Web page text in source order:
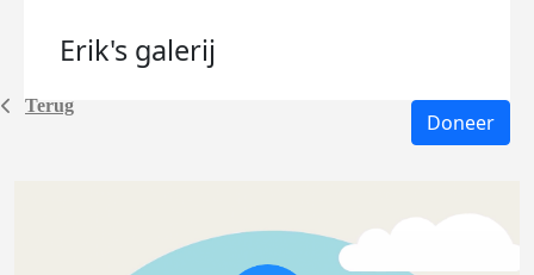
Terug
Erik's galerij
Doneer